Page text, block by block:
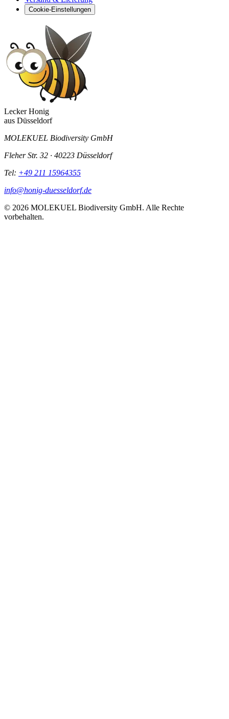
Cookie-Einstellungen
Lecker Honig
aus Düsseldorf
MOLEKUEL Biodiversity GmbH
Fleher Str. 32 · 40223 Düsseldorf
Tel: +49 211 15964355
info@honig-duesseldorf.de
© 2026 MOLEKUEL Biodiversity GmbH. Alle Rechte
vorbehalten.